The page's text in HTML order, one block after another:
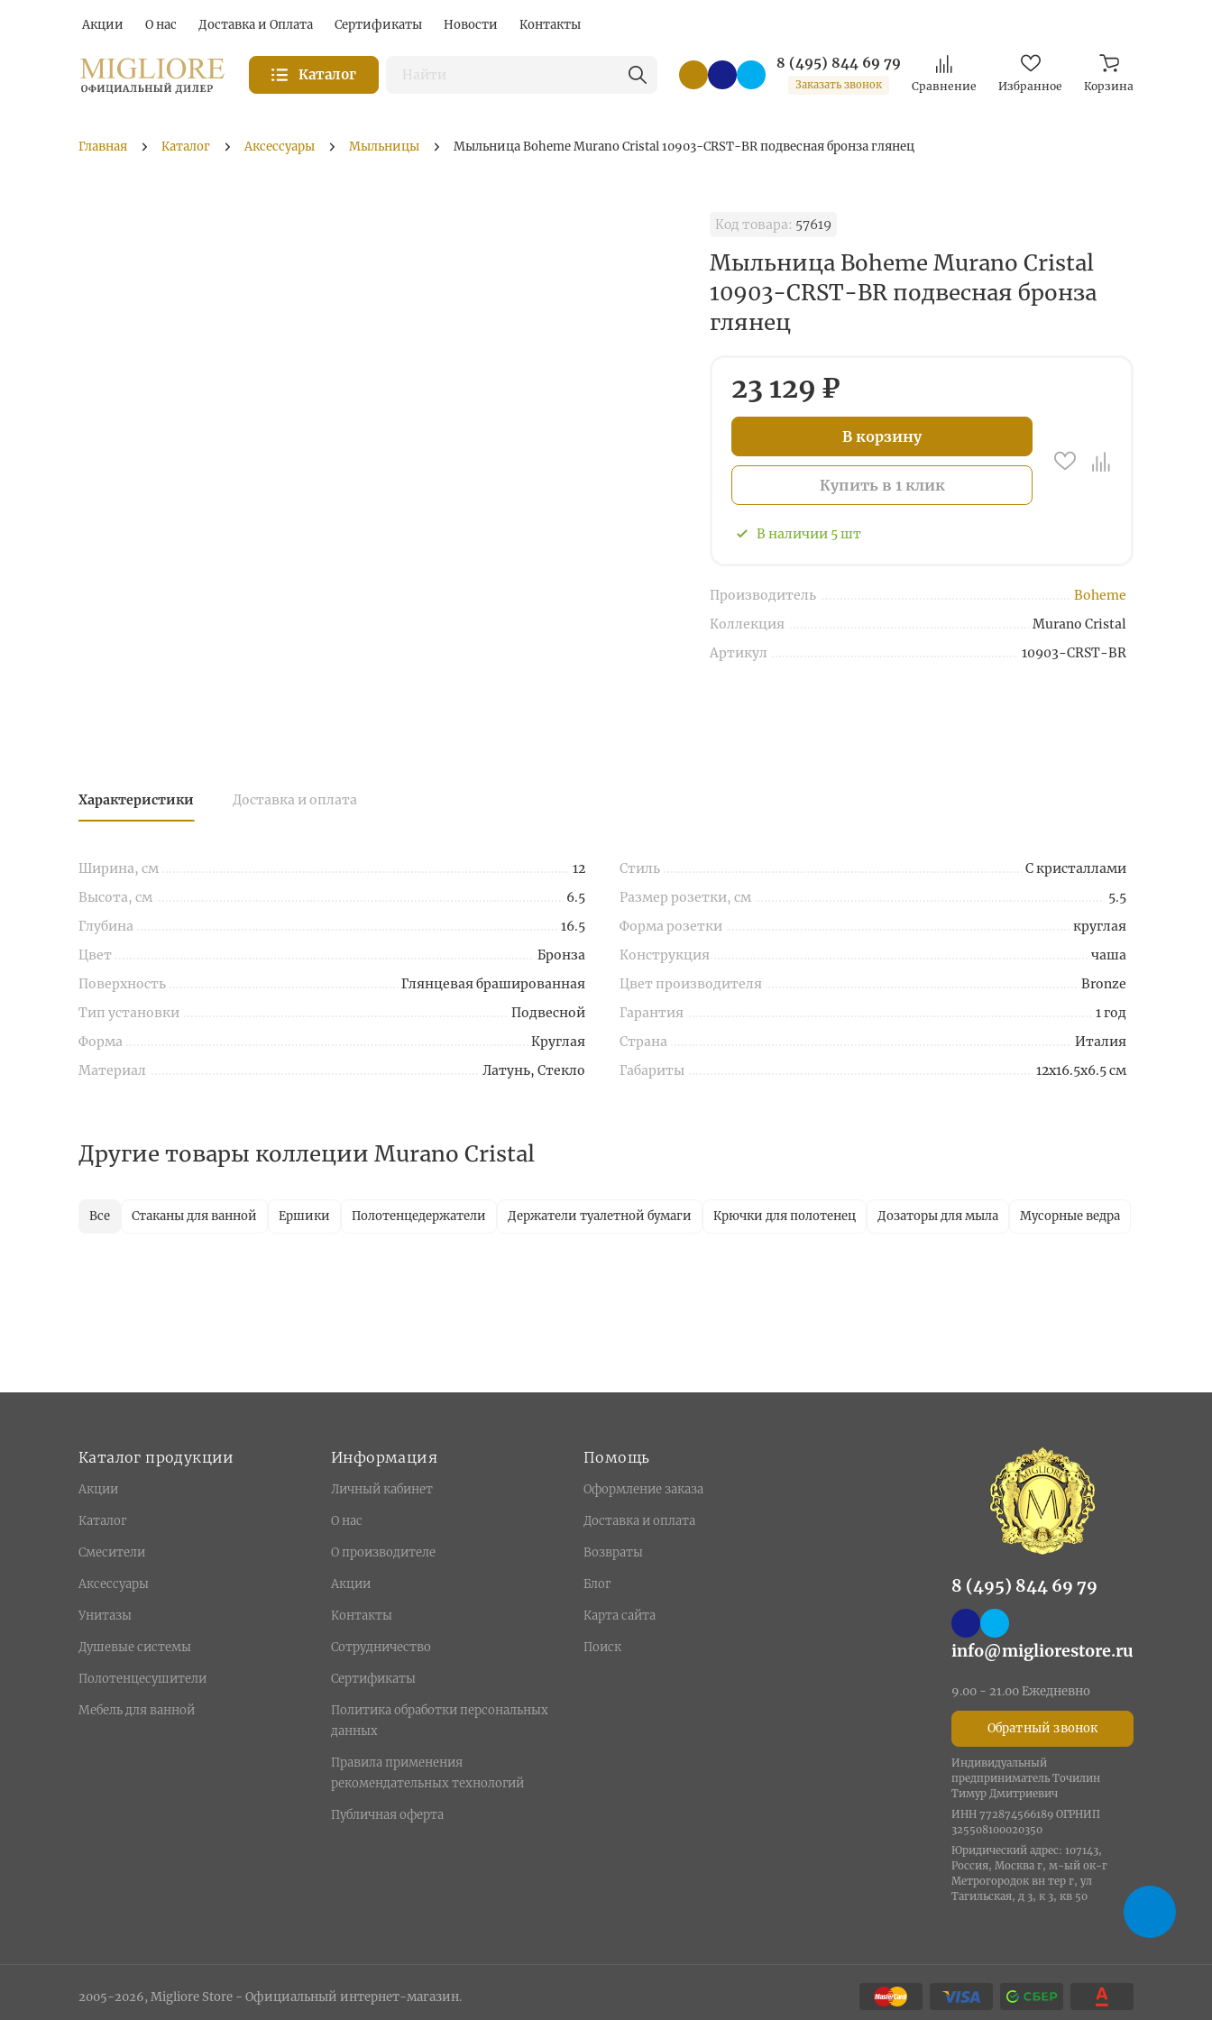
Акции О нас Доставка и Оплата Сертификаты Новости Контакты
Каталог
8 (495) 844 69 79
Заказать звонок Сравнение Избранное Корзина
Главная Каталог Аксессуары Мыльницы Мыльница Boheme Murano Cristal 10903-CRST-BR подвесная бронза глянец
Код товара: 57619
Мыльница Boheme Murano Cristal
10903-CRST-BR подвесная бронза
глянец
23 129 ₽
В корзину
Купить в 1 клик
В наличии 5шт
Производитель
Boheme
Коллекция
Murano Cristal
Артикул
10903-CRST-BR
Характеристики Доставка и оплата
Ширина, см
12
Высота, см
6.5
Глубина
16.5
Цвет
Бронза
Поверхность
Глянцевая брашированная
Тип установки
Подвесной
Форма
Круглая
Материал
Латунь, Стекло
Стиль
С кристаллами
Размер розетки, см
5.5
Форма розетки
круглая
Конструкция
чаша
Цвет производителя
Bronze
Гарантия
1 год
Страна
Италия
Габариты
12x16.5x6.5 см
Другие товары коллеции Murano Cristal
Все Стаканы для ванной Ершики Полотенцедержатели Держатели туалетной бумаги Крючки для полотенец Дозаторы для мыла Мусорные ведра
Каталог продукции
Акции
Каталог
Смесители
Аксессуары
Унитазы
Душевые системы
Полотенцесушители
Мебель для ванной
Информация
Личный кабинет
О нас
О производителе
Акции
Контакты
Сотрудничество
Сертификаты
Политика обработки персональных
данных
Правила применения
рекомендательных технологий
Публичная оферта
Помощь
Оформление заказа
Доставка и оплата
Возвраты
Блог
Карта сайта
Поиск
8 (495) 844 69 79
info@migliorestore.ru
9.00 - 21.00 Ежедневно
Обратный звонок
Индивидуальный
предприниматель Точилин
Тимур Дмитриевич
ИНН 772874566189 ОГРНИП
325508100020350
Юридический адрес: 107143,
Россия, Москва г, м-ый ок-г
Метрогородок вн тер г, ул
Тагильская, д 3, к 3, кв 50
2005-2026, Migliore Store - Официальный интернет-магазин.